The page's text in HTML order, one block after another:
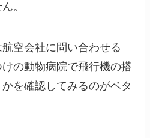
。
空会社に問い合わせる
の動物病院で飛行機の搭
を確認してみるのがベタ